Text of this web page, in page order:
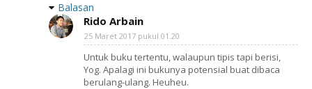
Balasan
Rido Arbain
25 Maret 2017 pukul 01.20
Untuk buku tertentu, walaupun tipis tapi berisi,
Yog. Apalagi ini bukunya potensial buat dibaca
berulang-ulang. Heuheu.